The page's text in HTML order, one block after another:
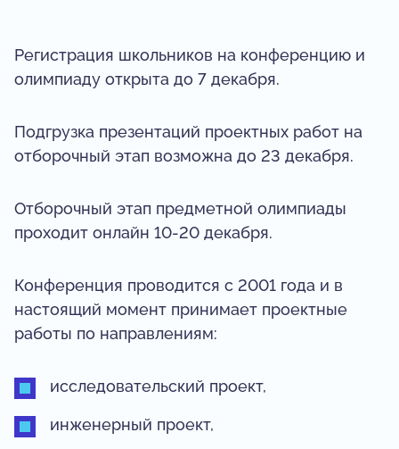
Регистрация школьников на конференцию и
олимпиаду открыта до 7 декабря.
Подгрузка презентаций проектных работ на
отборочный этап возможна до 23 декабря.
Отборочный этап предметной олимпиады
проходит онлайн 10-20 декабря.
Конференция проводится с 2001 года и в
настоящий момент принимает проектные
работы по направлениям:
исследовательский проект,
инженерный проект,